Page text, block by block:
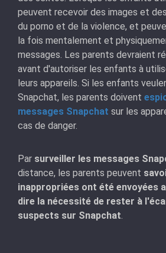
peuvent recevoir des images et
du porno et de la violence, et
la fois mentalement et
messages. Les parents devraient
avant d'autoriser les enfants à
leurs appareils. Si les enfants
Snapchat, les parents doivent
messages Snapchat sur les
cas de danger.
Par surveiller les messages
distance, les parents peuvent
inappropriées ont été envoyées
dire la nécessité de rester à
suspects sur Snapchat.